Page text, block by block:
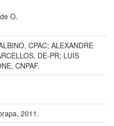
O.
CPAC; ALEXANDRE
DE-PR; LUIS
CNPAF.
2011.